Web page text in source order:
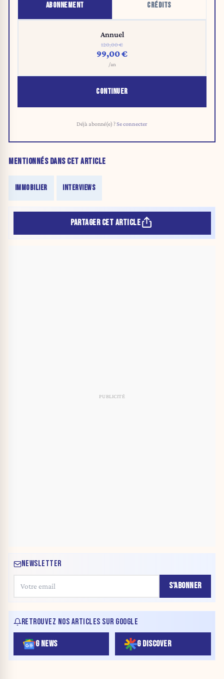
ABONNEMENT CRÉDITS
Annuel
120,00 €
99,00 €
/an
CONTINUER
Déjà abonné(e) ?Se connecter
MENTIONNÉS DANS CET ARTICLE
IMMOBILIER INTERVIEWS
PARTAGER CET ARTICLE
NEWSLETTER
S'ABONNER
RETROUVEZ NOS ARTICLES SUR GOOGLE
G NEWS G DISCOVER